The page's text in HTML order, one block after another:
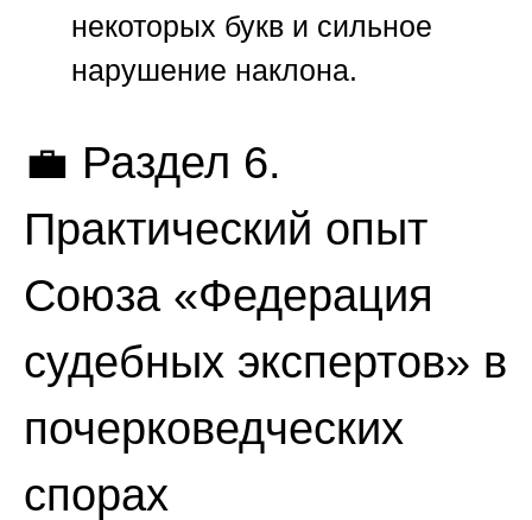
некоторых букв и сильное
нарушение наклона.
💼 Раздел 6.
Практический опыт
Союза «Федерация
судебных экспертов» в
почерковедческих
спорах